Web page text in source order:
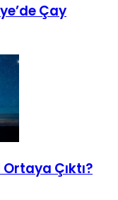
Çay
Çıktı?